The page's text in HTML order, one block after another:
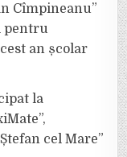
Cîmpineanu”
pentru
an școlar
la
cel Mare”